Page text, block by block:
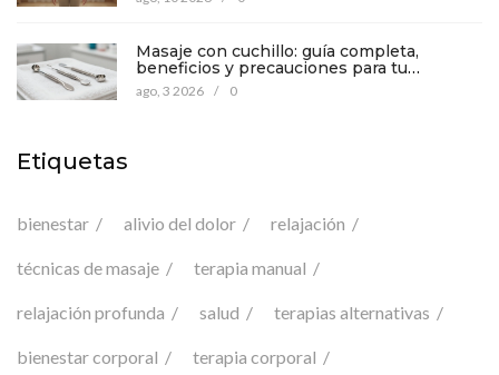
Masaje con cuchillo: guía completa,
beneficios y precauciones para tu
bienestar
ago, 3 2026 / 0
Etiquetas
bienestar alivio del dolor relajación
técnicas de masaje terapia manual
relajación profunda salud terapias alternativas
bienestar corporal terapia corporal